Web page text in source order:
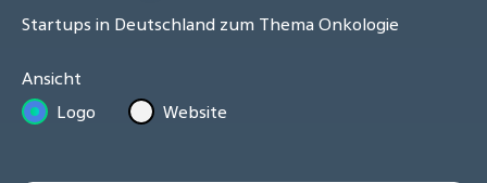
Startups in Deutschland zum Thema Onkologie
Ansicht
Logo
Website